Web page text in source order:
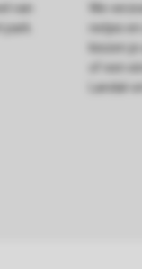
van
We
netjes
kiezen
of een
Landal-